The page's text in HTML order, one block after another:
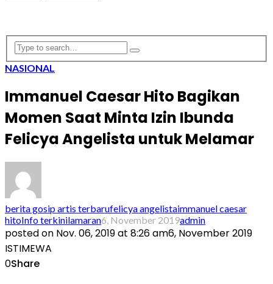
NASIONAL
Immanuel Caesar Hito Bagikan
Momen Saat Minta Izin Ibunda
Felicya Angelista untuk Melamar
berita gosip artis terbarufelicya angelistaimmanuel caesar
hitoInfo terkinilamaran6, November 2019admin
posted on Nov. 06, 2019 at 8:26 am6, November 2019
ISTIMEWA
0Share